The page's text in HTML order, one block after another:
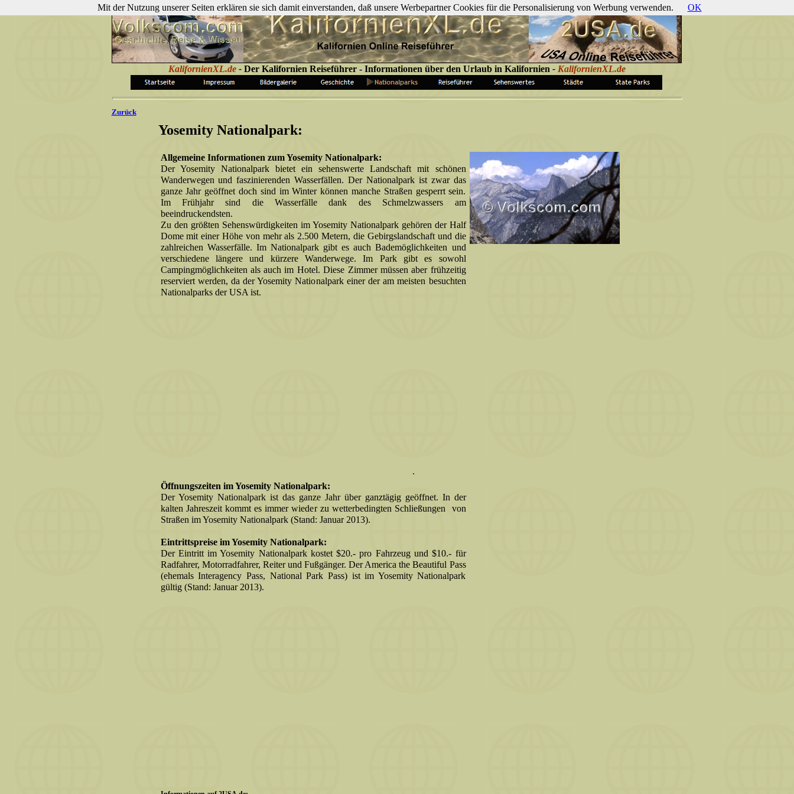
KalifornienXL.de-Der Kalifornien Reiseführer - Informationen über den Urlaub in Kalifornien - KalifornienXL.de
Zurück
Yosemity Nationalpark:
Allgemeine Informationen zum Yosemity Nationalpark:
Der Yosemity Nationalpark bietet ein sehenswerte Landschaft mit schönen
Wanderwegen und faszinierenden Wasserfällen. Der Nationalpark ist zwar das
ganze Jahr geöffnet doch sind im Winter können manche Straßen gesperrt sein.
Im Frühjahr sind die Wasserfälle dank des Schmelzwassers am
beeindruckendsten.
Zu den größten Sehenswürdigkeiten im Yosemity Nationalpark gehören der Half
Dome mit einer Höhe von mehr als 2.500 Metern, die Gebirgslandschaft und die
zahlreichen Wasserfälle. Im Nationalpark gibt es auch Bademöglichkeiten und
verschiedene längere und kürzere Wanderwege. Im Park gibt es sowohl
Campingmöglichkeiten als auch im Hotel. Diese Zimmer müssen aber frühzeitig
reserviert werden, da der Yosemity Nationalpark einer der am meisten besuchten
Nationalparks der USA ist.
.
Öffnungszeiten im Yosemity Nationalpark:
Der Yosemity Nationalpark ist das ganze Jahr über ganztägig geöffnet. In der
kalten Jahreszeit kommt es immer wieder zu wetterbedingten Schließungen von
Straßen im Yosemity Nationalpark (Stand: Januar 2013).
Eintrittspreise im Yosemity Nationalpark:
Der Eintritt im Yosemity Nationalpark kostet $20.- pro Fahrzeug und $10.- für
Radfahrer, Motorradfahrer, Reiter und Fußgänger. Der America the Beautiful Pass
(ehemals Interagency Pass, National Park Pass) ist im Yosemity Nationalpark
gültig (Stand: Januar 2013).
Mit der Nutzung unserer Seiten erklären sie sich damit einverstanden, daß unsere Werbepartner Cookies für die Personalisierung von Werbung verwenden. OK